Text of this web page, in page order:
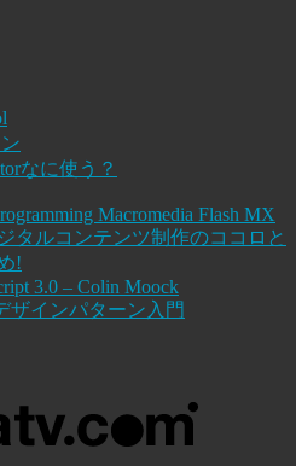
なに使う？
Macromedia Flash MX
タルコンテンツ制作のココロと
!
3.0 – Colin Moock
ザインパターン入門